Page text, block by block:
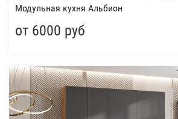
Модульная кухня Альбион
от 6000 руб